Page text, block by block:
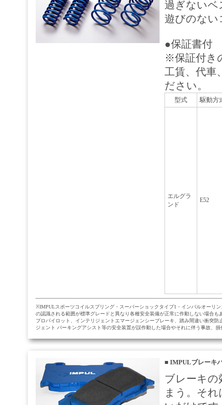
過ぎないベ
遊びのない
●保証書付
※保証付き
工賃、代車
ださい。
型式 駆動方
エルグラ
ンド
E52
※IMPULスポーツコイルスプリング・スーパーショックタイプ1・インパルオーリ
の認識される範囲が標準グレードと異なり各種安全装備が正常に作動しない場合も
プロパイロット、インテリジェントエマージェンシーブレーキ、踏み間違い衝突
ジェント パーキングアシスト等の安全装置が誤作動した場合やそれに伴う事故、
■ IMPULブレーキ
ブレーキの
まう。そ